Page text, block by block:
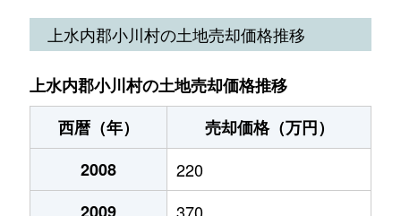
上水内郡小川村の土地売却価格推移
上水内郡小川村の土地売却価格推移
西暦（年）
売却価格（万円）
2008
220
2009
370